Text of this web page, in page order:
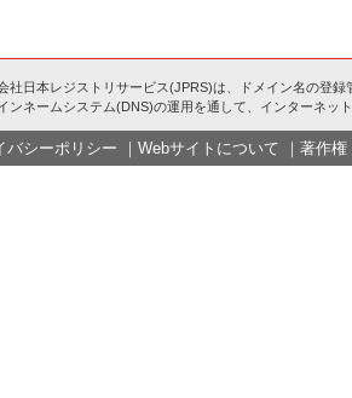
社日本レジストリサービス(JPRS)は、ドメイン名の登録
ンネームシステム(DNS)の運用を通して、インターネッ
バシーポリシー ｜ Webサイトについて ｜ 著作権